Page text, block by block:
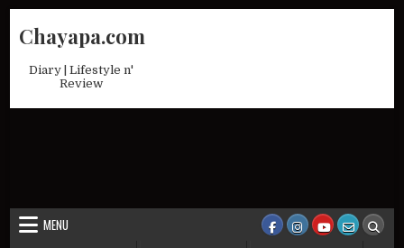
Chayapa.com
Diary | Lifestyle n'
Review
MENU